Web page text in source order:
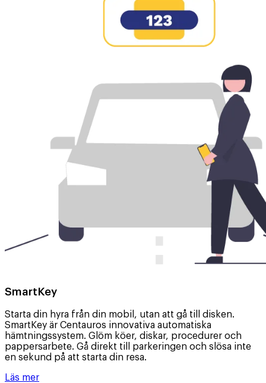
SmartKey
Starta din hyra från din mobil, utan att gå till disken.
SmartKey är Centauros innovativa automatiska
hämtningssystem. Glöm köer, diskar, procedurer och
pappersarbete. Gå direkt till parkeringen och slösa inte
en sekund på att starta din resa.
Läs mer